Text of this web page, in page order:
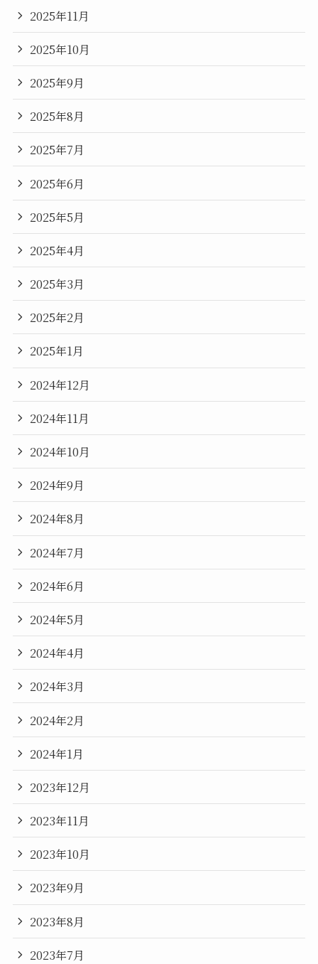
2025年11月
2025年10月
2025年9月
2025年8月
2025年7月
2025年6月
2025年5月
2025年4月
2025年3月
2025年2月
2025年1月
2024年12月
2024年11月
2024年10月
2024年9月
2024年8月
2024年7月
2024年6月
2024年5月
2024年4月
2024年3月
2024年2月
2024年1月
2023年12月
2023年11月
2023年10月
2023年9月
2023年8月
2023年7月